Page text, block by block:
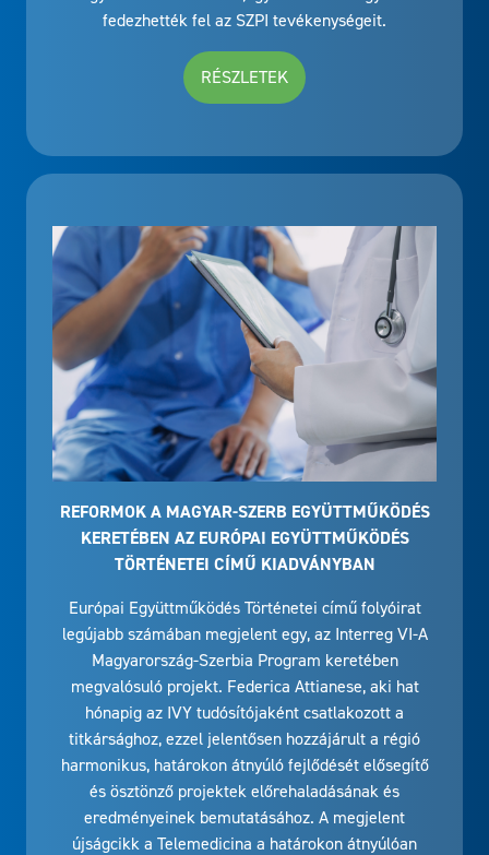
fedezhették fel az SZPI tevékenységeit.
RÉSZLETEK
REFORMOK A MAGYAR-SZERB EGYÜTTMŰKÖDÉS
KERETÉBEN AZ EURÓPAI EGYÜTTMŰKÖDÉS
TÖRTÉNETEI CÍMŰ KIADVÁNYBAN
Európai Együttműködés Történetei című folyóirat
legújabb számában megjelent egy, az Interreg VI-A
Magyarország-Szerbia Program keretében
megvalósuló projekt. Federica Attianese, aki hat
hónapig az IVY tudósítójaként csatlakozott a
titkársághoz, ezzel jelentősen hozzájárult a régió
harmonikus, határokon átnyúló fejlődését elősegítő
és ösztönző projektek előrehaladásának és
eredményeinek bemutatásához. A megjelent
újságcikk a Telemedicina a határokon átnyúlóan